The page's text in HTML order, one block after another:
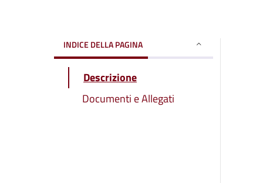
INDICE DELLA PAGINA
Descrizione
Documenti e Allegati